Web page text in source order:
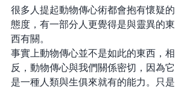
很多人提起動物傳心術都會抱有懷疑的
態度，有一部分人更覺得是與靈異的東
西有關。
事實上動物傳心並不是如此的東西，相
反，動物傳心與我們關係密切，因為它
是一種人類與生俱來就有的能力。只是